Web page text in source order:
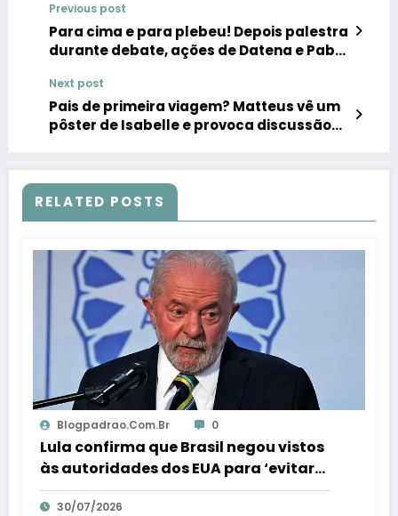
Previous post
Para cima e para plebeu! Depois palestra
durante debate, ações de Datena e Pablo
investigação
Next post
Pais de primeira viagem? Matteus vê um
pôster de Isabelle e provoca discussão
RELATED POSTS
Blogpadrao.com.br 0
Lula confirma que Brasil negou vistos
às autoridades dos EUA para ‘evitar
interferência’ nas eleições – Em Dia ES
30/07/2026